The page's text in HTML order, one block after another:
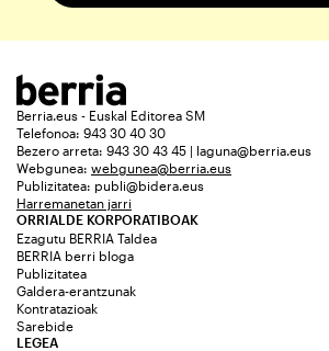
Berria.eus - Euskal Editorea SM
Telefonoa: 943 30 40 30
Bezero arreta: 943 30 43 45 | laguna@berria.eus
Webgunea: webgunea@berria.eus
Publizitatea: publi@bidera.eus
Harremanetan jarri
ORRIALDE KORPORATIBOAK
Ezagutu BERRIA Taldea
BERRIA berri bloga
Publizitatea
Galdera-erantzunak
Kontratazioak
Sarebide
LEGEA